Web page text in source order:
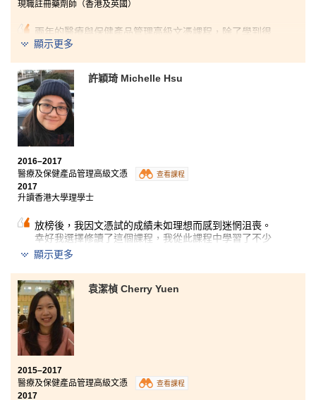
現職註冊藥劑師（香港及英國）
兩年的醫療與保健產品管理高級文憑課程，除了學到很
多有關的專業知識外，最令我不捨和感動的是認識了多
和留意班上每一位學生的學習進度，並主動協助我們解
決學習過程中遇到的困難。講師們教學靈活生動，經常
使用不同的教學方式來提高我們的讀書興趣，令學習內
容不再沉重冗長。
顯示更多
許穎琦 Michelle Hsu
2016–2017
醫療及保健產品管理高級文憑
查看課程
2017
升讀香港大學理學士
放榜後，我因文憑試的成績未如理想而感到迷惘沮喪。
幸好我選擇修讀了這個課程，我從此課程中學習了不少
有關解剖學、實驗設備及藥物的知識，這些能都為我日
後的升學打好基礎，作好準備。這課程除了內容豐富實
用，書院的老師亦充滿熱誠，他們不但耐心解答我們在
學習及升學上的疑問，同時亦安排了有關不同行業及升
學的講座，加深同學對相關行業及升學的了解。儘管曾
經迷惘過、失意過，但我相信只要勇於嘗試，努力和堅
持便能向理想邁進，升讀心儀的學科。
顯示更多
袁潔楨 Cherry Yuen
2015–2017
醫療及保健產品管理高級文憑
查看課程
2017